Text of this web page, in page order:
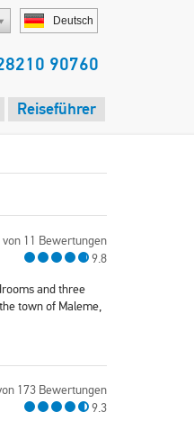
Deutsch
90760
Reiseführer
von 11 Bewertungen
9.8
and three
town of Maleme,
173 Bewertungen
9.3